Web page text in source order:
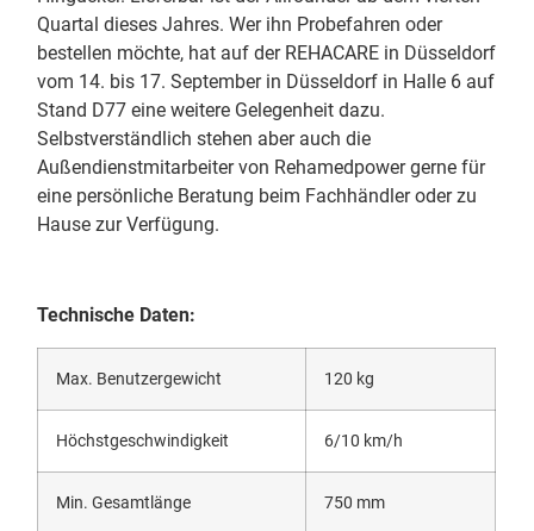
Quartal dieses Jahres. Wer ihn Probefahren oder
bestellen möchte, hat auf der REHACARE in Düsseldorf
vom 14. bis 17. September in Düsseldorf in Halle 6 auf
Stand D77 eine weitere Gelegenheit dazu.
Selbstverständlich stehen aber auch die
Außendienstmitarbeiter von Rehamedpower gerne für
eine persönliche Beratung beim Fachhändler oder zu
Hause zur Verfügung.
Technische Daten:
Max. Benutzergewicht 120 kg
Höchstgeschwindigkeit 6/10 km/h
Min. Gesamtlänge 750 mm